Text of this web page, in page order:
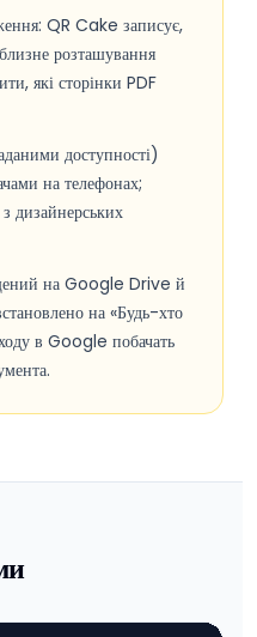
QR Cake записує,
розташування
які сторінки PDF
доступності)
на телефонах;
з дизайнерських
на Google Drive й
на «Будь-хто
в Google побачать